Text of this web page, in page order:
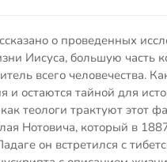
о проведенных
Иисуса, большую часть
всего человечества.
остаются тайной для
теологи трактуют этот
Нотовича, который в
он встретился с